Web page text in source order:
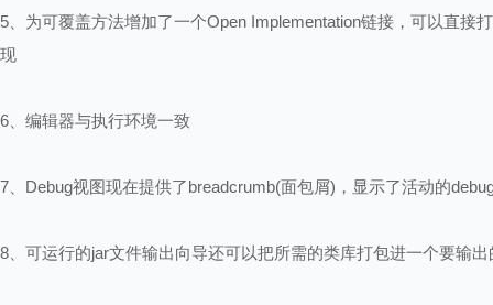
5、为可覆盖方法增加了一个Open Implementation链接，可以直接
现
6、编辑器与执行环境一致
7、Debug视图现在提供了breadcrumb(面包屑)，显示了活动的
8、可运行的jar文件输出向导还可以把所需的类库打包进一个要输